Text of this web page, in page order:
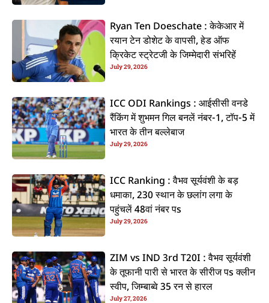
Ryan Ten Doeschate : केकेआर में
रयान टेन डोशेट के वापसी, हेड ऑफ
क्रिकेट स्ट्रेटजी के जिम्मेदारी संभरिहें
July 29, 2026
ICC ODI Rankings : आईसीसी वनडे
रैंकिंग में शुभमन गिल बनलें नंबर-1, टॉप-5 में
भारत के तीन बल्लेबाज
July 29, 2026
ICC Ranking : वैभव सूर्यवंशी के बड़
धमाका, 230 स्थान के छलांग लगा के
पहुंचलें 48वां नंबर पs
July 29, 2026
ZIM vs IND 3rd T20I : वैभव सूर्यवंशी
के तूफानी पारी से भारत के सीरीज पs क्लीन
स्वीप, जिम्बाब्वे 35 रन से हारल
July 27, 2026